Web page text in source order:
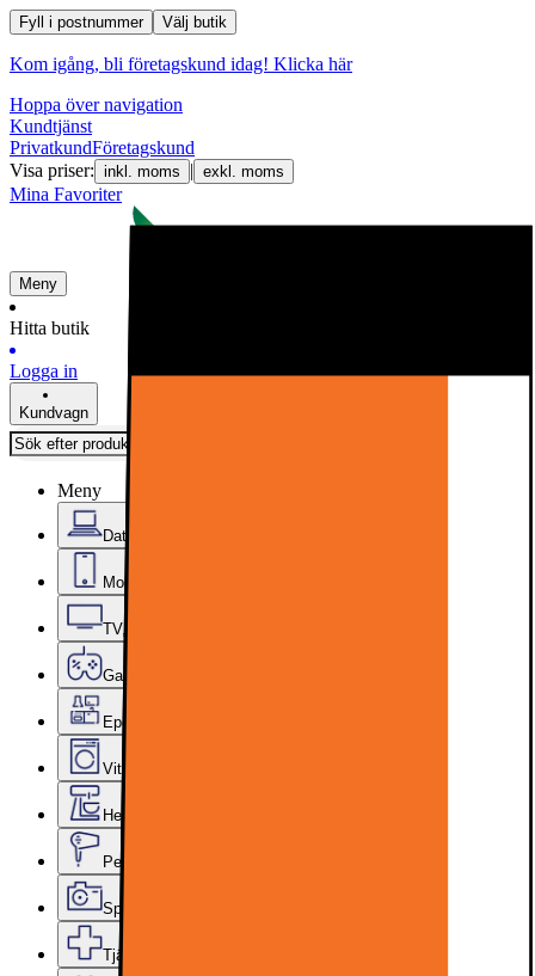
Fyll i postnummer Välj butik
Kom igång, bli företagskund idag! Klicka här
Hoppa över navigation
Kundtjänst
PrivatkundFöretagskund
Visa priser: inkl. moms | exkl. moms
Mina Favoriter
Meny
Hitta butik
Logga in
Kundvagn
Meny
Datorer & Kontor
Mobiler, Tablets & Smartklockor
TV, Ljud & Smart Hem
Gaming
Epoq Kök & Tvättstuga
Vitvaror
Hem, Hushåll & Trädgård
Personvård, Hälsa & Skönhet
Sport & Fritid
Tjänster & Tillbehör